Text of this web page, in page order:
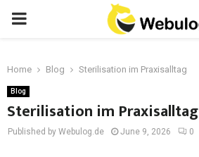
Home Blog Sterilisation im Praxisalltag
Blog
Sterilisation im Praxisalltag
Published by Webulog.de June 9, 2026 0